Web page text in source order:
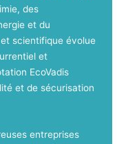
des
et du
scientifique évolue
et
EcoVadis
et de sécurisation
entreprises